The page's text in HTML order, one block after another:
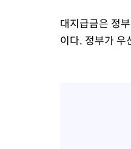
대지급금은 정
이다. 정부가 우